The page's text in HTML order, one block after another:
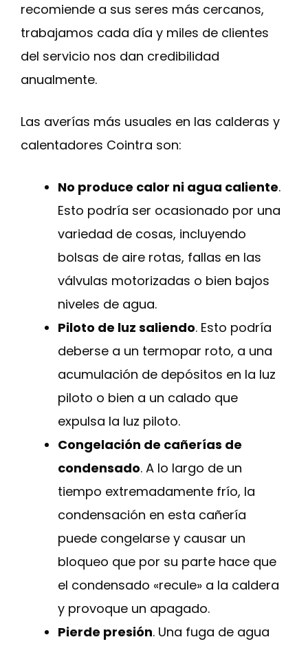
recomiende a sus seres más cercanos,
trabajamos cada día y miles de clientes
del servicio nos dan credibilidad
anualmente.
Las averías más usuales en las calderas y
calentadores Cointra son:
No produce calor ni agua caliente.
Esto podría ser ocasionado por una
variedad de cosas, incluyendo
bolsas de aire rotas, fallas en las
válvulas motorizadas o bien bajos
niveles de agua.
Piloto de luz saliendo. Esto podría
deberse a un termopar roto, a una
acumulación de depósitos en la luz
piloto o bien a un calado que
expulsa la luz piloto.
Congelación de cañerías de
condensado. A lo largo de un
tiempo extremadamente frío, la
condensación en esta cañería
puede congelarse y causar un
bloqueo que por su parte hace que
el condensado «recule» a la caldera
y provoque un apagado.
Pierde presión. Una fuga de agua